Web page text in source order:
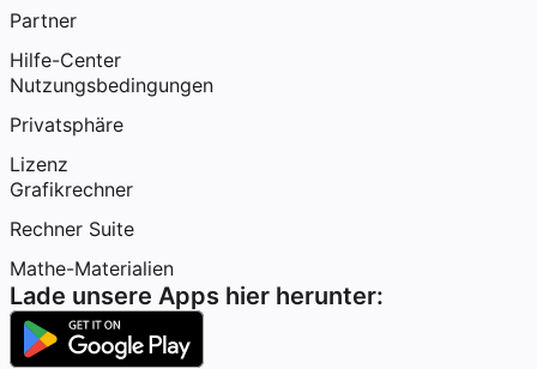
Partner
Hilfe-Center
Nutzungsbedingungen
Privatsphäre
Lizenz
Grafikrechner
Rechner Suite
Mathe-Materialien
Lade unsere Apps hier herunter: